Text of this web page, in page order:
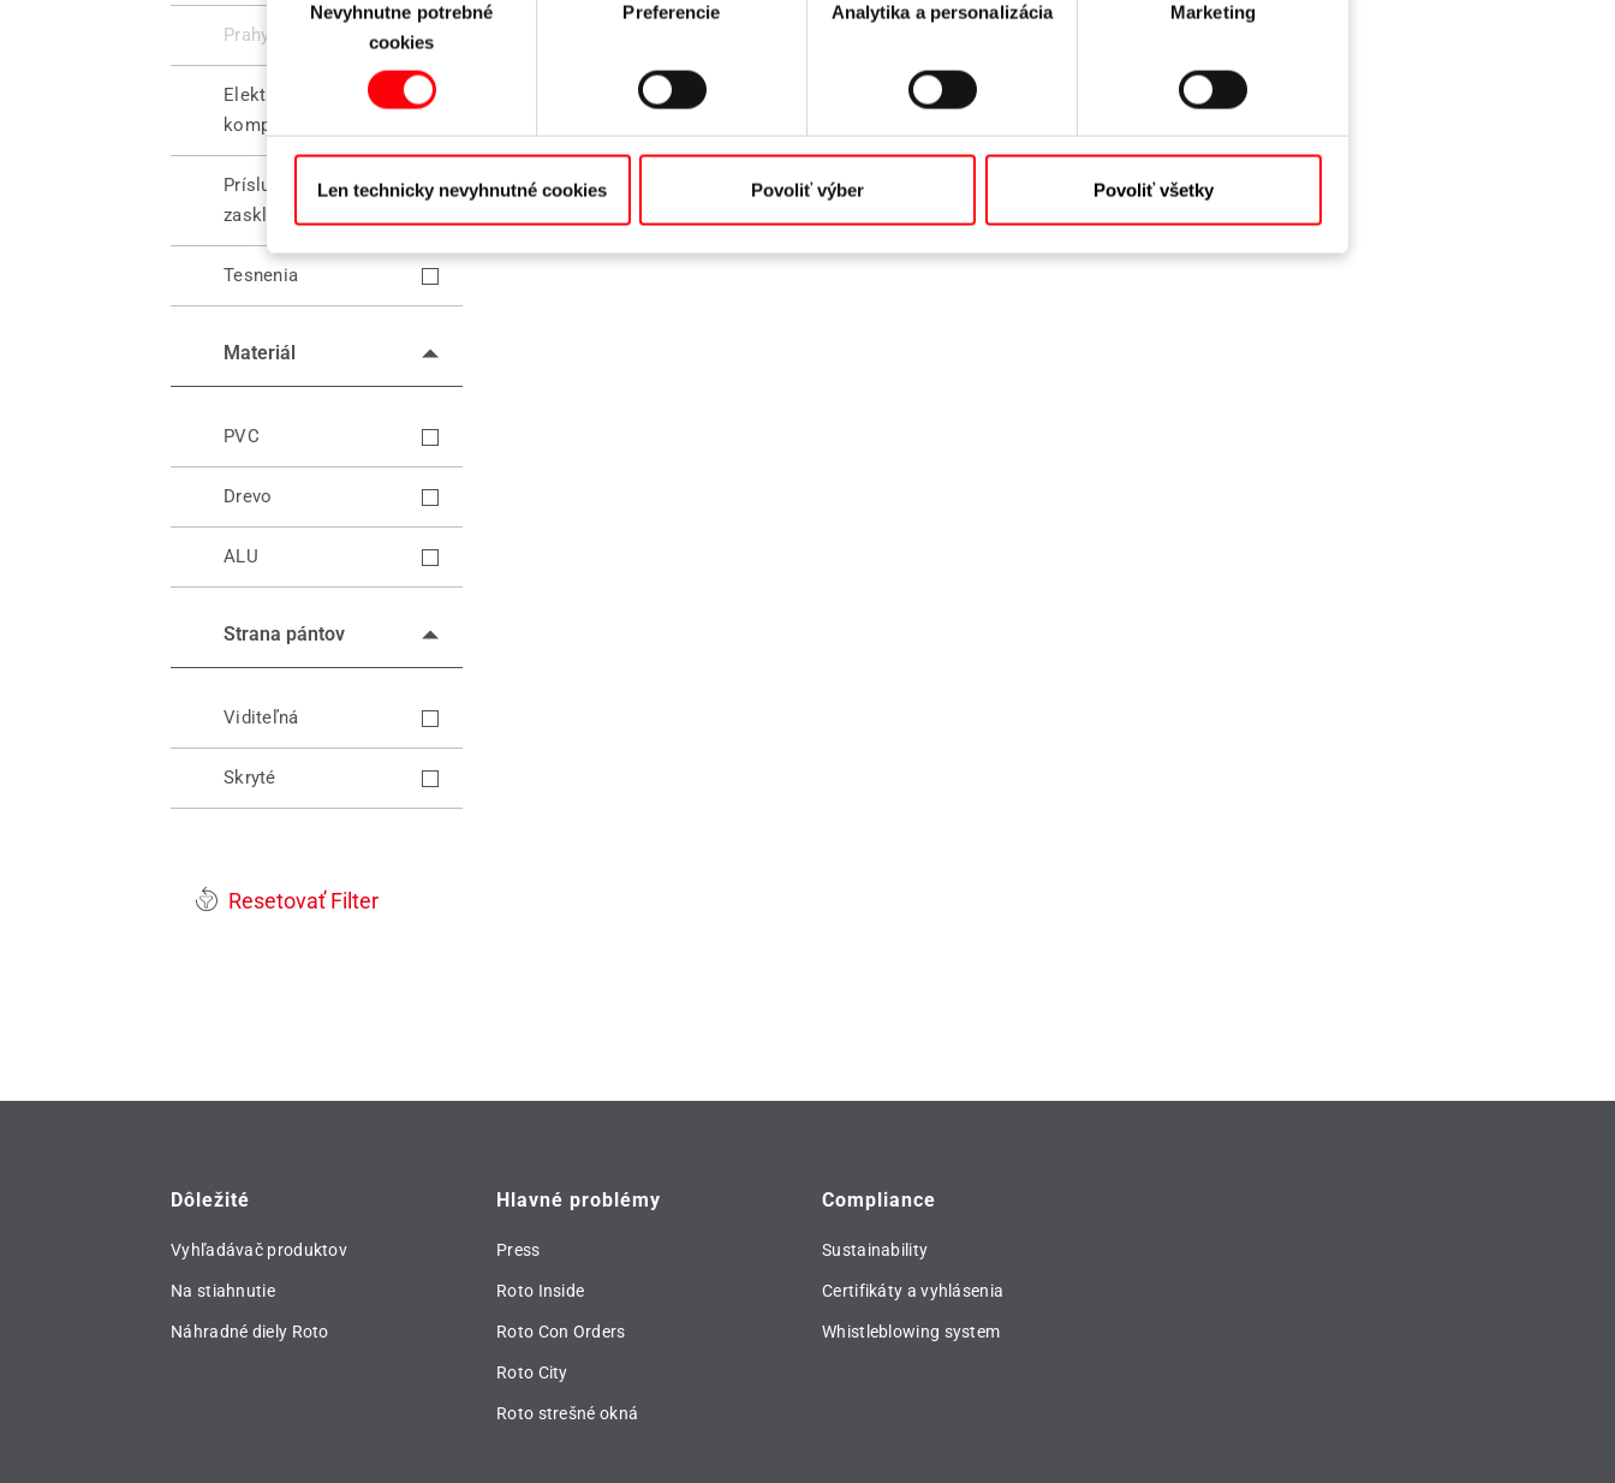
súhlasuNevyhnutne potrebné
cookies
Preferencie Analytika a personalizácia Marketing
Len technicky nevyhnutné cookies Povoliť výber Povoliť všetky
Prahy
Elektronické
komponenty
Príslušenstvo na
zasklievanie
Tesnenia
Materiál
PVC
Drevo
ALU
Strana pántov
Viditeľná
Skryté
Resetovať Filter
Dôležité
Vyhľadávač produktov
Na stiahnutie
Náhradné diely Roto
Hlavné problémy
Press
Roto Inside
Roto Con Orders
Roto City
Roto strešné okná
Compliance
Sustainability
Certifikáty a vyhlásenia
Whistleblowing system